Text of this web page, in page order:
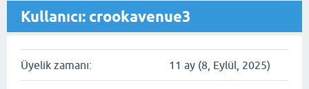
Kullanıcı: crookavenue3
Üyelik zamanı: 11 ay (8, Eylül, 2025)